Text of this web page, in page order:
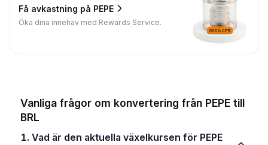
Få avkastning på PEPE
Öka dina innehav med Rewards Service.
Vanliga frågor om konvertering från PEPE till
BRL
1. Vad är den aktuella växelkursen för PEPE